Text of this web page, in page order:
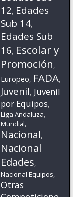
12, Edades
Sub 14,
Edades Sub
16, Escolar y
Promoción,
Europeo, FADA,
Juvenil, Juvenil
por Equipos,
Liga Andaluza,
Mundial,
Nacional,
Nacional
Edades,
Nacional Equipos,
Otras